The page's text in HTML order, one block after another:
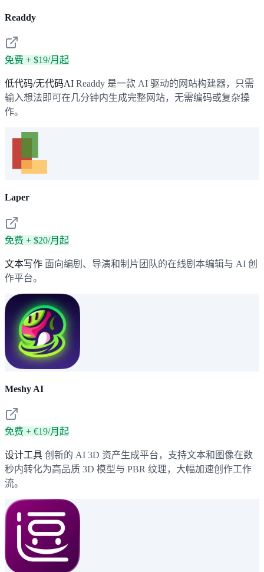
Readdy
免费 + $19/月起
低代码/无代码AI Readdy 是一款 AI 驱动的网站构建器，只需
输入想法即可在几分钟内生成完整网站，无需编码或复杂操
作。
Laper
免费 + $20/月起
文本写作 面向编剧、导演和制片团队的在线剧本编辑与 AI 创
作平台。
Meshy AI
免费 + €19/月起
设计工具 创新的 AI 3D 资产生成平台，支持文本和图像在数
秒内转化为高品质 3D 模型与 PBR 纹理，大幅加速创作工作
流。